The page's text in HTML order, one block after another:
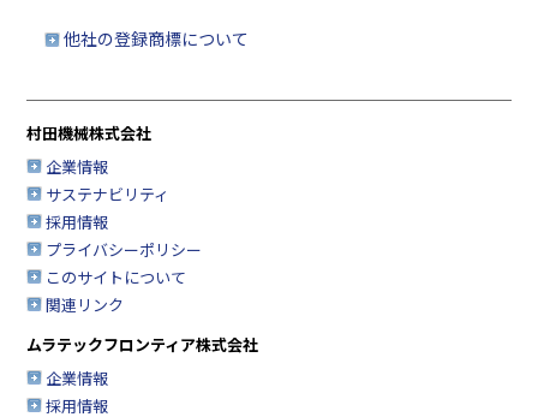
他社の登録商標について
村田機械株式会社
企業情報
サステナビリティ
採用情報
プライバシーポリシー
このサイトについて
関連リンク
ムラテックフロンティア株式会社
企業情報
採用情報